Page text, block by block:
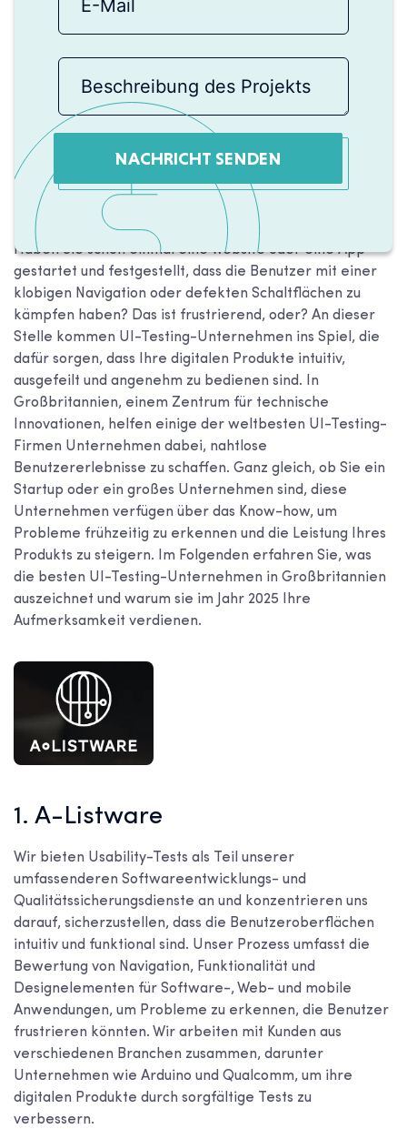
NACHRICHT SENDEN
Haben Sie schon einmal eine Website oder eine App
gestartet und festgestellt, dass die Benutzer mit einer
klobigen Navigation oder defekten Schaltflächen zu
kämpfen haben? Das ist frustrierend, oder? An dieser
Stelle kommen UI-Testing-Unternehmen ins Spiel, die
dafür sorgen, dass Ihre digitalen Produkte intuitiv,
ausgefeilt und angenehm zu bedienen sind. In
Großbritannien, einem Zentrum für technische
Innovationen, helfen einige der weltbesten UI-Testing-
Firmen Unternehmen dabei, nahtlose
Benutzererlebnisse zu schaffen. Ganz gleich, ob Sie ein
Startup oder ein großes Unternehmen sind, diese
Unternehmen verfügen über das Know-how, um
Probleme frühzeitig zu erkennen und die Leistung Ihres
Produkts zu steigern. Im Folgenden erfahren Sie, was
die besten UI-Testing-Unternehmen in Großbritannien
auszeichnet und warum sie im Jahr 2025 Ihre
Aufmerksamkeit verdienen.
1. A-Listware
Wir bieten Usability-Tests als Teil unserer
umfassenderen Softwareentwicklungs- und
Qualitätssicherungsdienste an und konzentrieren uns
darauf, sicherzustellen, dass die Benutzeroberflächen
intuitiv und funktional sind. Unser Prozess umfasst die
Bewertung von Navigation, Funktionalität und
Designelementen für Software-, Web- und mobile
Anwendungen, um Probleme zu erkennen, die Benutzer
frustrieren könnten. Wir arbeiten mit Kunden aus
verschiedenen Branchen zusammen, darunter
Unternehmen wie Arduino und Qualcomm, um ihre
digitalen Produkte durch sorgfältige Tests zu
verbessern.